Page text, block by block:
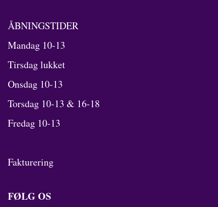
ÅBNINGSTIDER
Mandag 10-13
Tirsdag lukket
Onsdag 10-13
Torsdag 10-13 & 16-18
Fredag 10-13
Fakturering
FØLG OS